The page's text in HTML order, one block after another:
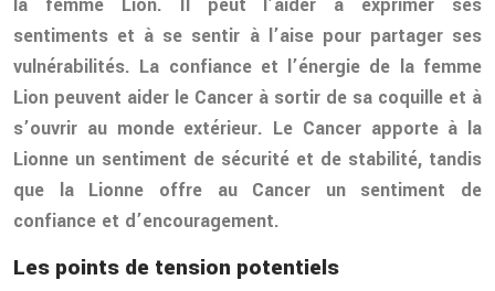
sentiments et à se sentir à l’aise pour partager ses
vulnérabilités. La confiance et l’énergie de la femme
Lion peuvent aider le Cancer à sortir de sa coquille et à
s’ouvrir au monde extérieur. Le Cancer apporte à la
Lionne un sentiment de sécurité et de stabilité, tandis
que la Lionne offre au Cancer un sentiment de
confiance et d’encouragement.
Les points de tension potentiels